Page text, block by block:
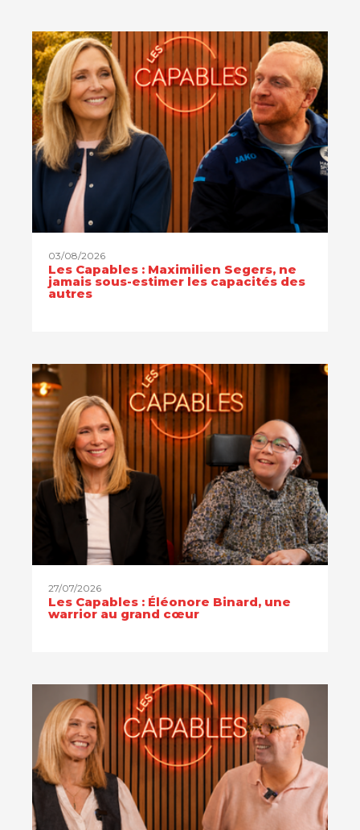
03/08/2026
Les Capables : Maximilien Segers, ne
jamais sous-estimer les capacités des
autres
27/07/2026
Les Capables : Éléonore Binard, une
warrior au grand cœur